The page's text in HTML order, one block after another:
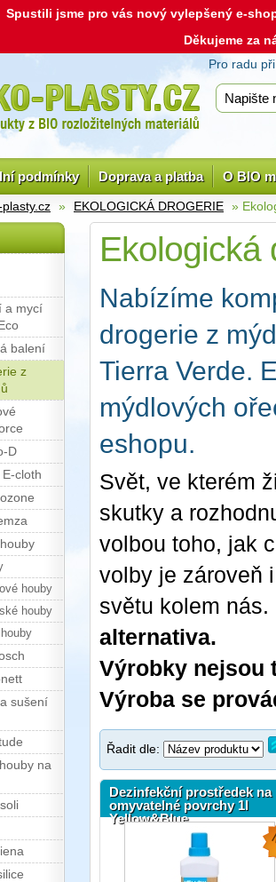
Spustili jsme pro vás nový vylepšený e-
Děkujeme za
Pro radu
podmínky Doprava a platba O BIO
plasty.cz » EKOLOGICKÁ DROGERIE »
a mycí
balení
z
D
cloth
houby
houby
sušení
na
Ekologická
Nabízíme
drogerie z
Tierra Verde.
mýdlových
eshopu.
Svět, ve kterém
skutky a
volbou toho, jak
volby je zároveň
světu kolem nás.
alternativa.
Výrobky nejsou
Výroba se
Řadit dle:
Dezinfekční prostředek na
omyvatelné povrchy 1l
Yellow&Blue